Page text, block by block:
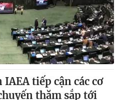
tiếp cận các cơ
thăm sắp tới